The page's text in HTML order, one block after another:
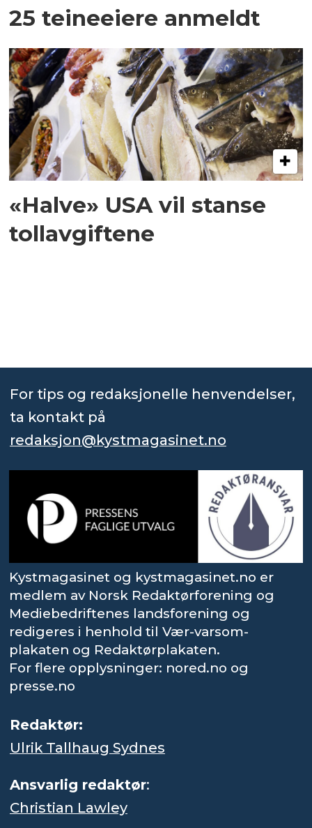
25 teineeiere anmeldt
«Halve» USA vil stanse
tollavgiftene
For tips og redaksjonelle henvendelser,
ta kontakt på
redaksjon@kystmagasinet.no
Kystmagasinet og kystmagasinet.no er
medlem av Norsk Redaktørforening og
Mediebedriftenes landsforening og
redigeres i henhold til Vær-varsom-
plakaten og Redaktørplakaten.
For flere opplysninger: nored.no og
presse.no
Redaktør:
Ulrik Tallhaug Sydnes
Ansvarlig redaktør:
Christian Lawley